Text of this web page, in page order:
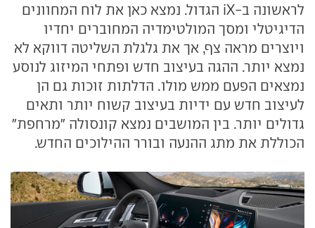
לראשונה ב-iX הגדול. נמצא כאן את לוח המחוונים
הדיגיטלי ומסך המולטימדיה המחוברים יחדיו
ויוצרים מראה צף, אך את גלגלת השליטה דווקא לא
נמצא יותר. ההגה בעיצוב חדש ופתחי המיזוג לנוסע
נמצאים הפעם ממש מולו. הדלתות זוכות גם הן
לעיצוב חדש עם ידיות בעיצוב קשוח יותר ותאים
גדולים יותר. בין המושבים נמצא קונסולה "מרחפת"
הכוללת את מתג ההנעה ובורר ההילוכים החדש.